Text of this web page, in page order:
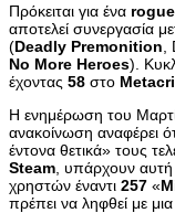
Πρόκειται για ένα
αποτελεί συνεργασία
(Deadly Premonition
No More Heroes).
έχοντας 58 στο
Η ενημέρωση του
ανακοίνωση αναφέρει
έντονα θετικά» τους
Steam , υπάρχουν αυτή
χρηστών έναντι 257 «
πρέπει να ληφθεί με